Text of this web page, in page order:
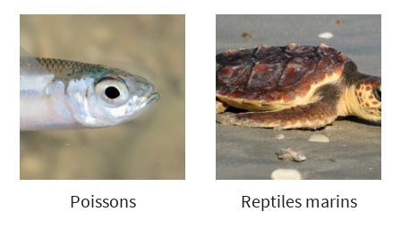
Poissons Reptiles marins